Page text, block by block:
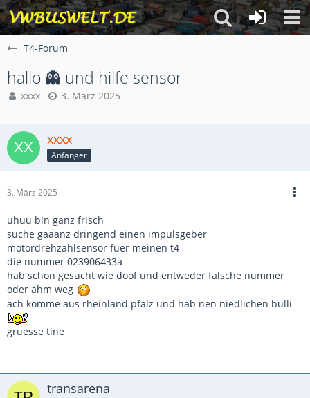
T4-Forum
hallo 👻 und hilfe sensor
xxxx 3. März 2025
xxxx
Anfänger
3. März 2025
uhuu bin ganz frisch
suche gaaanz dringend einen impulsgeber
motordrehzahlsensor fuer meinen t4
die nummer 023906433a
hab schon gesucht wie doof und entweder falsche nummer
oder ähm weg
ach komme aus rheinland pfalz und hab nen niedlichen bulli
gruesse tine
transarena